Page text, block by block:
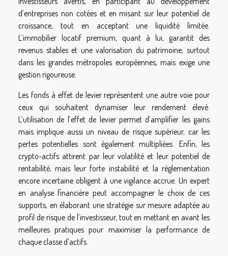
d’entreprises non cotées et en misant sur leur potentiel de
croissance, tout en acceptant une liquidité limitée.
L’immobilier locatif premium, quant à lui, garantit des
revenus stables et une valorisation du patrimoine, surtout
dans les grandes métropoles européennes, mais exige une
gestion rigoureuse.
Les fonds à effet de levier représentent une autre voie pour
ceux qui souhaitent dynamiser leur rendement élevé.
L’utilisation de l’effet de levier permet d’amplifier les gains
mais implique aussi un niveau de risque supérieur, car les
pertes potentielles sont également multipliées. Enfin, les
crypto-actifs attirent par leur volatilité et leur potentiel de
rentabilité, mais leur forte instabilité et la réglementation
encore incertaine obligent à une vigilance accrue. Un expert
en analyse financière peut accompagner le choix de ces
supports, en élaborant une stratégie sur mesure adaptée au
profil de risque de l’investisseur, tout en mettant en avant les
meilleures pratiques pour maximiser la performance de
chaque classe d’actifs.